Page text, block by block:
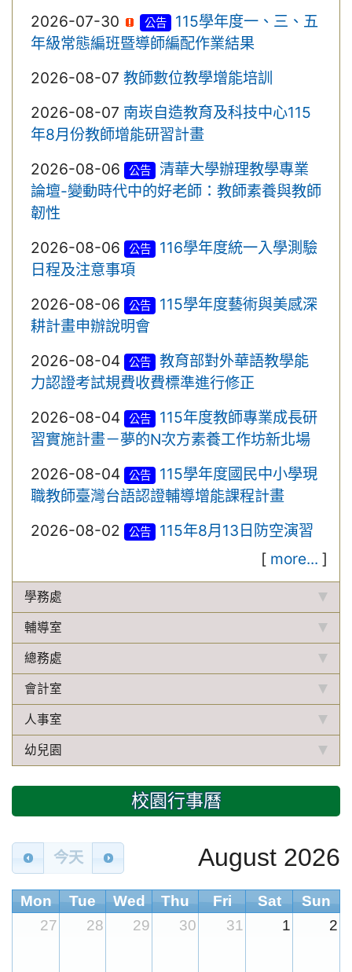
2026-07-30 公告
115學年度一、三、五
年級常態編班暨導師編配作業結果
2026-08-07 教師數位教學增能培訓
2026-08-07 南崁自造教育及科技中心115
年8月份教師增能研習計畫
2026-08-06
公告
清華大學辦理教學專業
論壇-變動時代中的好老師：教師素養與教師
韌性
2026-08-06
公告
116學年度統一入學測驗
日程及注意事項
2026-08-06
公告
115學年度藝術與美感深
耕計畫申辦說明會
2026-08-04
公告
教育部對外華語教學能
力認證考試規費收費標準進行修正
2026-08-04
公告
115年度教師專業成長研
習實施計畫－夢的N次方素養工作坊新北場
2026-08-04
公告
115學年度國民中小學現
職教師臺灣台語認證輔導增能課程計畫
2026-08-02
公告
115年8月13日防空演習
[ more... ]
學務處
輔導室
總務處
會計室
人事室
幼兒園
校園行事曆
今天 August 2026
Mon Tue Wed Thu Fri Sat
Sun
27
28 29 30 31 1 2